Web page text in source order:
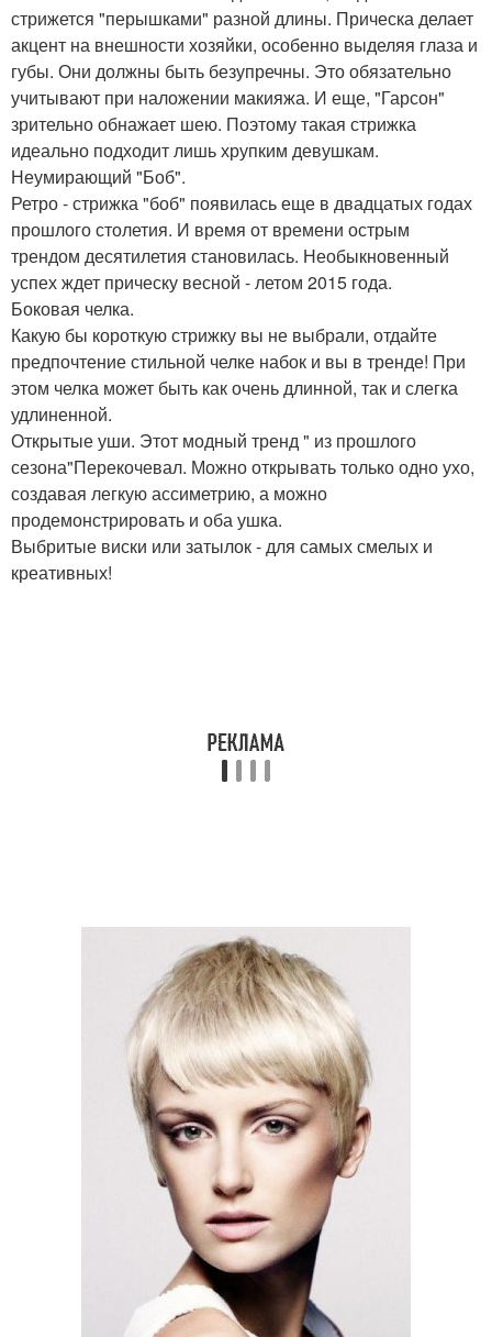
стрижется "перышками" разной длины. Прическа делает
акцент на внешности хозяйки, особенно выделяя глаза и
губы. Они должны быть безупречны. Это обязательно
учитывают при наложении макияжа. И еще, "Гарсон"
зрительно обнажает шею. Поэтому такая стрижка
идеально подходит лишь хрупким девушкам.
Неумирающий "Боб".
Ретро - стрижка "боб" появилась еще в двадцатых годах
прошлого столетия. И время от времени острым
трендом десятилетия становилась. Необыкновенный
успех ждет прическу весной - летом 2015 года.
Боковая челка.
Какую бы короткую стрижку вы не выбрали, отдайте
предпочтение стильной челке набок и вы в тренде! При
этом челка может быть как очень длинной, так и слегка
удлиненной.
Открытые уши. Этот модный тренд " из прошлого
сезона"Перекочевал. Можно открывать только одно ухо,
создавая легкую ассиметрию, а можно
продемонстрировать и оба ушка.
Выбритые виски или затылок - для самых смелых и
креативных!